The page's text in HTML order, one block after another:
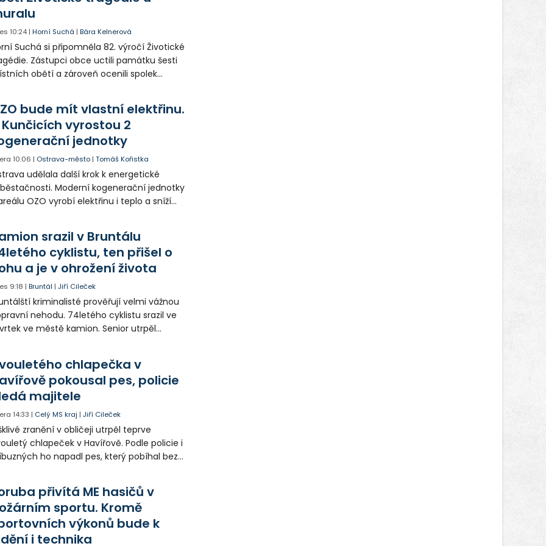
10:24 |Horní Suchá |Bára Kelnerová
Suchá si připomněla 82. výročí Životické
Zástupci obce uctili památku šesti
obětí a zároveň ocenili spolek
bude mít vlastní elektřinu.
Kunčicích vyrostou 2
jednotky
10:06 | Ostrava-město |Tomáš Kořistka
udělala další krok k energetické
Moderní kogenerační jednotky
OZO vyrobí elektřinu i teplo a sníží
srazil v Bruntálu
cyklistu, ten přišel o
a je v ohrožení života
9:18 |Bruntál |Jiří Cileček
kriminalisté prověřují velmi vážnou
nehodu. 74letého cyklistu srazil ve
ve městě kamion. Senior utrpěl
případné svědky.chlapečka v
pokousal pes, policie
majitele
14:33 | Celý MS kraj |Jiří Cileček
zranění v obličeji utrpěl teprve
chlapeček v Havířově. Podle policie i
ho napadl pes, který pobíhal bez
Případem už se zabývá policie, která
psa hledá.
přivítá ME hasičů v
sportu. Kromě
výkonů bude k
i technika